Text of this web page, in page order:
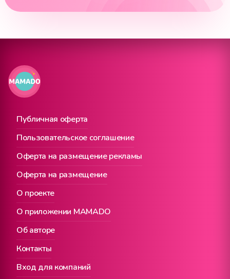
Публичная оферта
О проекте
Вход для компаний
Пользовательское соглашение
О приложении MAMADO
Оферта на размещение рекламы
Об авторе
Оферта на размещение
Контакты